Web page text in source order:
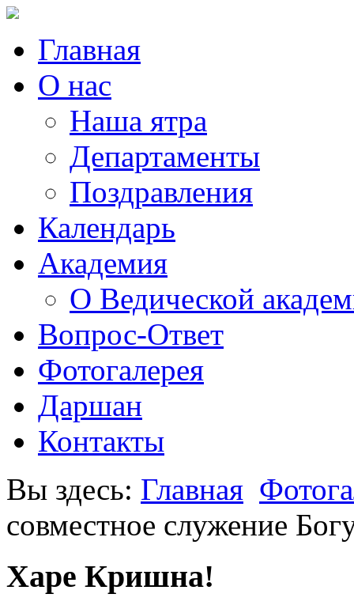
Главная
О нас
Наша ятра
Департаменты
Поздравления
Календарь
Академия
О Ведической
Вопрос-Ответ
Фотогалерея
Даршан
Контакты
Вы здесь: Главная
совместное служение
Харе Кришна!